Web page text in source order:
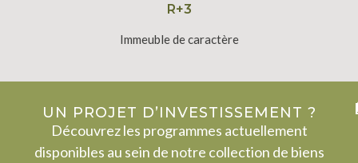
R+3
Immeuble de caractère
UN PROJET D’INVESTISSEMENT ?
Découvrez les programmes actuellement
disponibles au sein de notre collection de biens